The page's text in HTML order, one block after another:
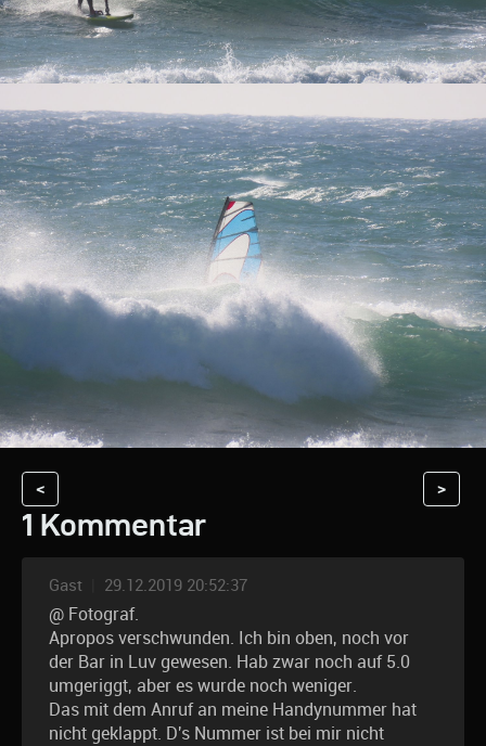
< >
1 Kommentar
Gast 29.12.2019 20:52:37
@ Fotograf.
Apropos verschwunden. Ich bin oben, noch vor
der Bar in Luv gewesen. Hab zwar noch auf 5.0
umgeriggt, aber es wurde noch weniger.
Das mit dem Anruf an meine Handynummer hat
nicht geklappt. D's Nummer ist bei mir nicht